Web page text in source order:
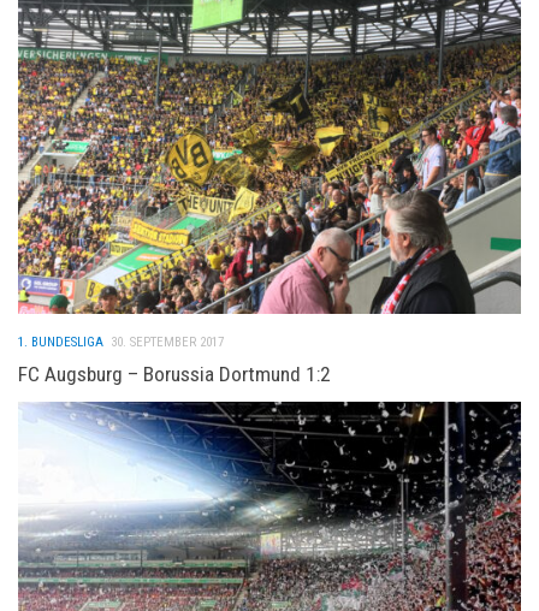
1. BUNDESLIGA 30. SEPTEMBER 2017
FC Augsburg – Borussia Dortmund 1:2